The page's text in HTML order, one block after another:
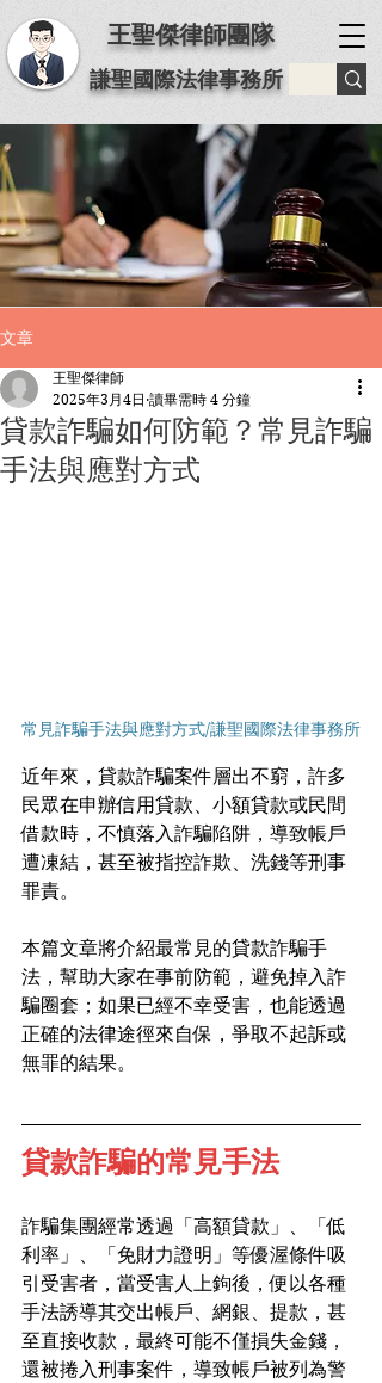
王聖傑律師團隊
謙聖國際法律事務所
文章
貸款詐騙如何防範？常見詐騙
手法與應對方式
王聖傑律師
2025年3月4日 讀畢需時 4 分鐘
常見詐騙手法與應對方式/謙聖國際法律事務所
近年來，貸款詐騙案件層出不窮，許多
民眾在申辦信用貸款、小額貸款或民間
借款時，不慎落入詐騙陷阱，導致帳戶
遭凍結，甚至被指控詐欺、洗錢等刑事
罪責。
本篇文章將介紹最常見的貸款詐騙手
法，幫助大家在事前防範，避免掉入詐
騙圈套；如果已經不幸受害，也能透過
正確的法律途徑來自保，爭取不起訴或
無罪的結果。
貸款詐騙的常見手法
詐騙集團經常透過「高額貸款」、「低
利率」、「免財力證明」等優渥條件吸
引受害者，當受害人上鉤後，便以各種
手法誘導其交出帳戶、網銀、提款，甚
至直接收款，最終可能不僅損失金錢，
還被捲入刑事案件，導致帳戶被列為警